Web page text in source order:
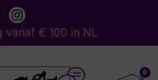
vanaf € 100 in NL
0